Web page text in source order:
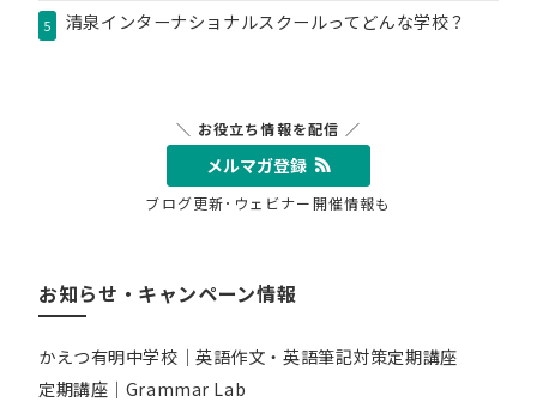
5 清泉インターナショナルスクールってどんな学校？
＼ お役立ち情報を配信 ／
メルマガ登録
ブログ更新･ウェビナー開催情報も
お知らせ・キャンペーン情報
かえつ有明中学校｜英語作文・英語筆記対策定期講座
定期講座｜Grammar Lab